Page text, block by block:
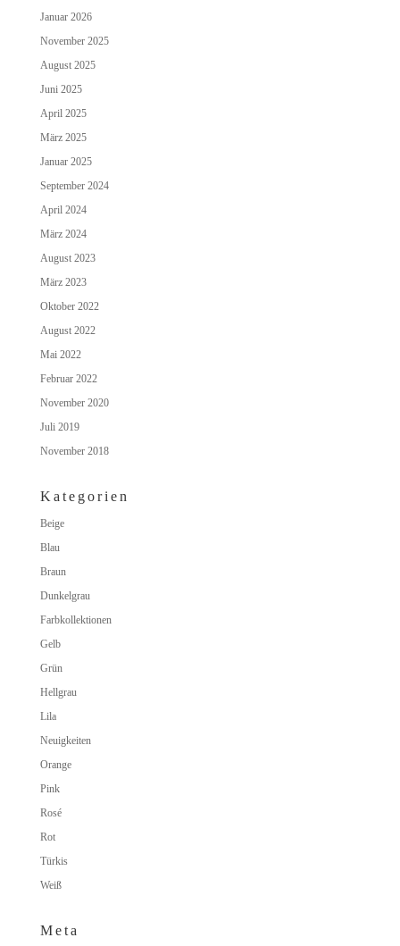
Januar 2026
November 2025
August 2025
Juni 2025
April 2025
März 2025
Januar 2025
September 2024
April 2024
März 2024
August 2023
März 2023
Oktober 2022
August 2022
Mai 2022
Februar 2022
November 2020
Juli 2019
November 2018
Kategorien
Beige
Blau
Braun
Dunkelgrau
Farbkollektionen
Gelb
Grün
Hellgrau
Lila
Neuigkeiten
Orange
Pink
Rosé
Rot
Türkis
Weiß
Meta